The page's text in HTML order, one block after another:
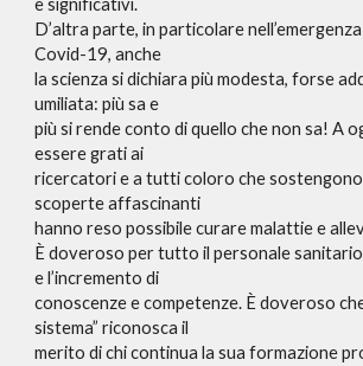
e significativi.
D’altra parte, in particolare
Covid-19, anche
la scienza si dichiara più modesta, forse
umiliata: più sa e
più si rende conto di quello che non sa! A
essere grati ai
ricercatori e a tutti coloro che
scoperte affascinanti
hanno reso possibile curare malattie e
È doveroso per tutto il personale sanitario
e l’incremento di
conoscenze e competenze. È doveroso
sistema” riconosca il
merito di chi continua la sua formazione